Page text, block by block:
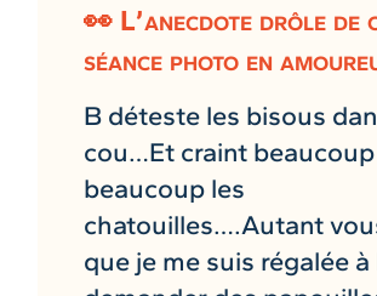
👀 L’anecdote drôle de
séance photo en
B déteste les bisous
cou…Et craint beaucoup
beaucoup les
chatouilles….Autant
que je me suis régalée